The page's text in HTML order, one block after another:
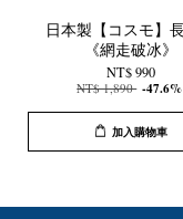
日本製【コスモ】
《網走破冰》
NT$ 990
NT$ 1,890 -47.6%
加入購物車